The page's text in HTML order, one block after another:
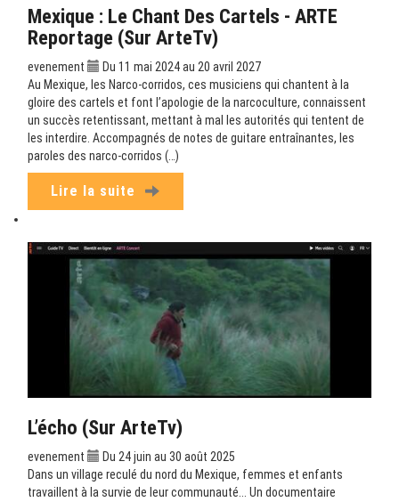
Mexique : Le Chant Des Cartels - ARTE
Reportage (sur ArteTv)
evenement
Du 11 mai 2024 au 20 avril 2027
Au Mexique, les Narco-corridos, ces musiciens qui chantent à la
gloire des cartels et font l’apologie de la narcoculture, connaissent
un succès retentissant, mettant à mal les autorités qui tentent de
les interdire. Accompagnés de notes de guitare entraînantes, les
paroles des narco-corridos (…)
Lire la suite
L’écho (sur ArteTv)
evenement
Du 24 juin au 30 août 2025
Dans un village reculé du nord du Mexique, femmes et enfants
travaillent à la survie de leur communauté... Un documentaire